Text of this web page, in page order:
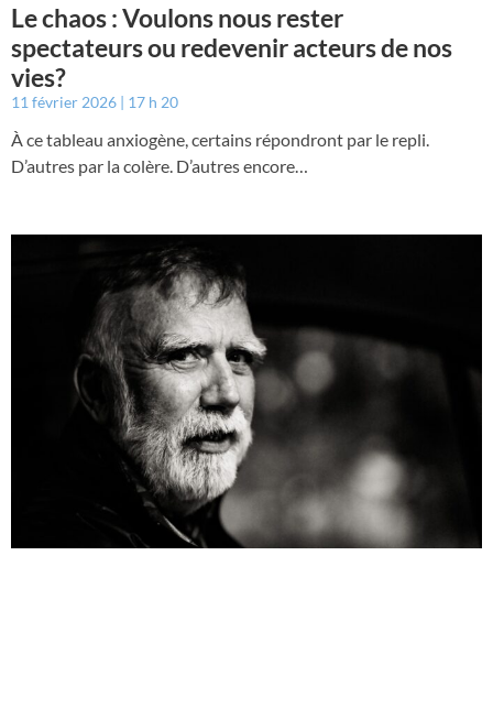
Le chaos : Voulons nous rester
spectateurs ou redevenir acteurs de nos
vies?
11 février 2026 17 h 20
À ce tableau anxiogène, certains répondront par le repli.
D’autres par la colère. D’autres encore…